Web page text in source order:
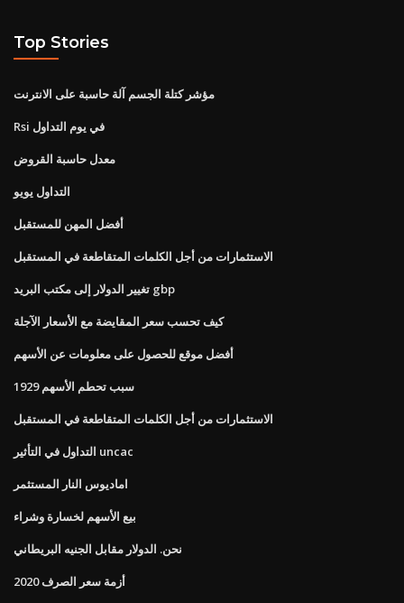
Top Stories
مؤشر كتلة الجسم آلة حاسبة على الانترنت
Rsi في يوم التداول
معدل حاسبة القروض
التداول يويو
أفضل المهن للمستقبل
الاستثمارات من أجل الكلمات المتقاطعة في المستقبل
تغيير الدولار إلى مكتب البريد gbp
كيف تحسب سعر المقايضة مع الأسعار الآجلة
أفضل موقع للحصول على معلومات عن الأسهم
1929 سبب تحطم الأسهم
الاستثمارات من أجل الكلمات المتقاطعة في المستقبل
التداول في التأثير uncac
اماديوس النار المستثمر
بيع الأسهم لخسارة وشراء
نحن. الدولار مقابل الجنيه البريطاني
أزمة سعر الصرف 2020